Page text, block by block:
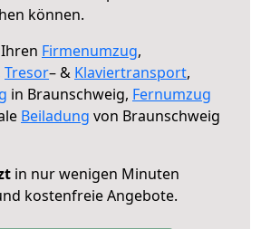
können.
Firmenumzug,
Tresor– & Klaviertransport,
in Braunschweig, Fernumzug
Beiladung von Braunschweig
in nur wenigen Minuten
kostenfreie Angebote.